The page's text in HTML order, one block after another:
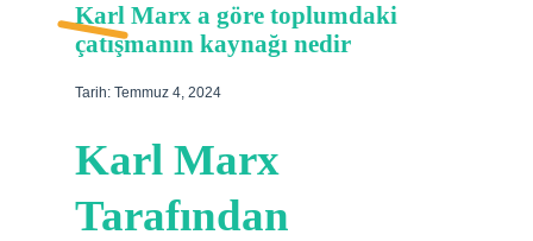
Hakkımızda
Karl Marx a göre toplumdaki
çatışmanın kaynağı nedir
Tarih: Temmuz 4, 2024
Karl Marx
Tarafından